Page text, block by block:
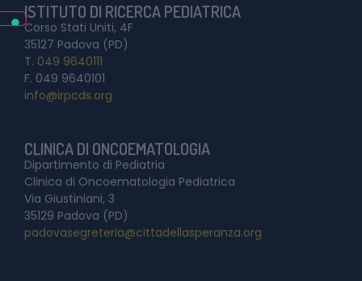
ISTITUTO DI RICERCA PEDIATRICA
Corso Stati Uniti, 4F
35127 Padova (PD)
T. 049 9640111
F. 049 9640101
info@irpcds.org
CLINICA DI ONCOEMATOLOGIA
Dipartimento di Pediatria
Clinica di Oncoematologia Pediatrica
Via Giustiniani, 3
35129 Padova (PD)
padovasegreteria@cittadellasperanza.org